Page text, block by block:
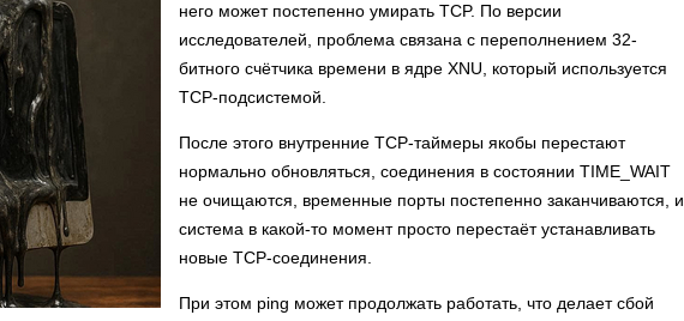
него может постепенно умирать TCP. По версии
исследователей, проблема связана с переполнением 32-
битного счётчика времени в ядре XNU, который используется
TCP-подсистемой.
После этого внутренние TCP-таймеры якобы перестают
нормально обновляться, соединения в состоянии TIME_WAIT
не очищаются, временные порты постепенно заканчиваются, и
система в какой-то момент просто перестаёт устанавливать
новые TCP-соединения.
При этом ping может продолжать работать, что делает сбой